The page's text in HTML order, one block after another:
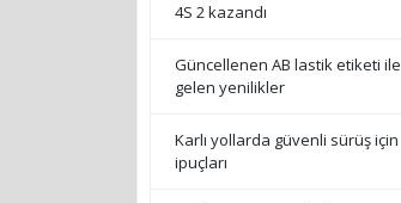
4S 2 kazandı
Güncellenen AB lastik etiketi ile
gelen yenilikler
Karlı yollarda güvenli sürüş için
ipuçları